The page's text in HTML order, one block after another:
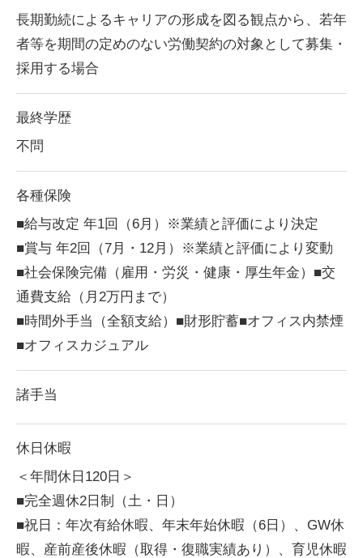
長期勤続によるキャリアの形成を図る観点から、若年
者等を期間の定めのない労働契約の対象として募集・
採用する場合
最終学歴
不問
各種保険
■給与改定 年1回（6月）※業績と評価により決定
■賞与 年2回（7月・12月）※業績と評価により変動
■社会保険完備（雇用・労災・健康・厚生年金）■交
通費支給（月2万円まで）
■時間外手当（全額支給）■財形貯蓄■オフィス内禁煙
■オフィスカジュアル
諸手当
休日休暇
＜年間休日120日＞
■完全週休2日制（土・日）
■祝日：年次有給休暇、年末年始休暇（6日）、GW休
暇、産前産後休暇（取得・復職実績あり）、育児休暇